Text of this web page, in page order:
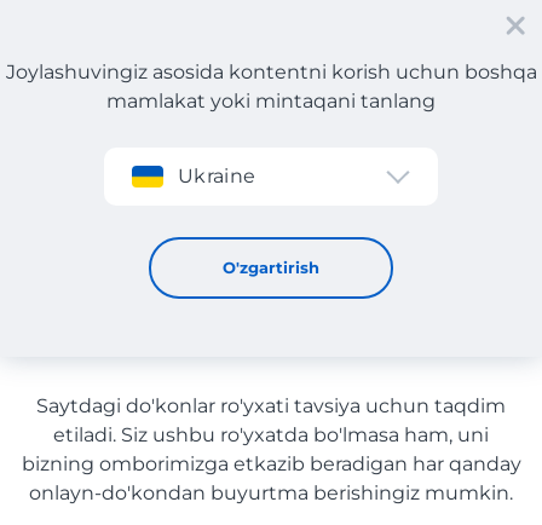
Roʻyxatdan oʻtish
Joylashuvingiz asosida kontentni korish uchun boshqa
mamlakat yoki mintaqani tanlang
Ukraine
O'zgartirish
Kiyim, poyabzal va aksessuarlar yetkazib berish bilan
O'zbekiston
Kiyim, poyabzal va
aksessuarlar yetkazib berish
Saytdagi do'konlar ro'yxati tavsiya uchun taqdim
etiladi. Siz ushbu ro'yxatda bo'lmasa ham, uni
bizning omborimizga etkazib beradigan har qanday
onlayn-do'kondan buyurtma berishingiz mumkin.